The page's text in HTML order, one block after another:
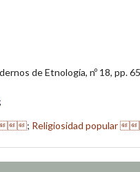
de Etnología, nº 18, pp.
;
; Religiosidad